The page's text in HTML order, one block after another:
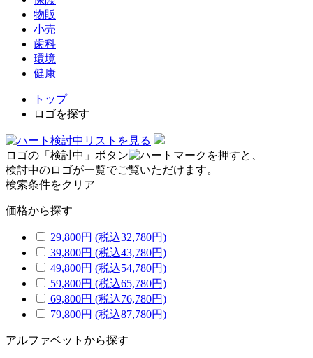
物販
小売
歯科
環境
健康
トップ
ロゴを探す
検討中リストを見る
ロゴの「検討中」ボタン
を押すと、
検討中のロゴが一覧でご覧いただけます。
検索条件をクリア
価格から探す
29,800円 (税込32,780円)
39,800円 (税込43,780円)
49,800円 (税込54,780円)
59,800円 (税込65,780円)
69,800円 (税込76,780円)
79,800円 (税込87,780円)
アルファベットから探す